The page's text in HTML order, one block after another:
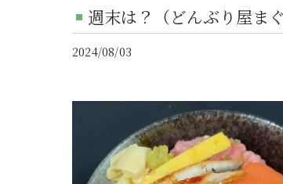
週末は？（どんぶり屋ま
2024/08/03